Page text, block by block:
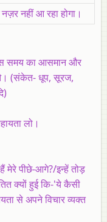
नहीं आ रहा होगा।
समय का आसमान और
(संकेत- धूप, सूरज,
लो।
मेरे पीछे-आगे?/इन्हें तोड़
क्यों हुई कि-'ये कैसी
से अपने विचार व्यक्त